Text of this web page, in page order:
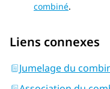
combiné.
Liens connexes
Jumelage du